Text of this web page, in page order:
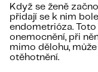
Když se ženě
přidají se k nim
endometrióza.
onemocnění, při
mimo dělohu,
otěhotnění.